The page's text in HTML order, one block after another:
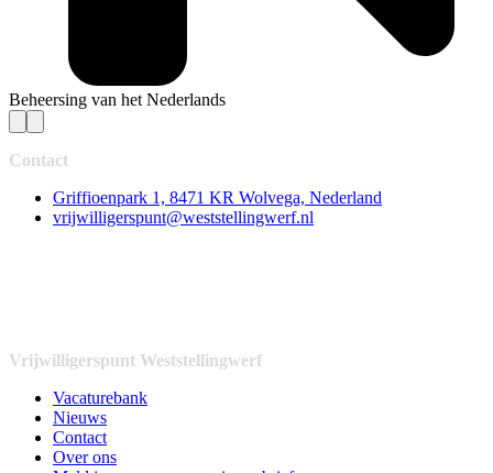
Beheersing van het Nederlands
Contact
Griffioenpark 1, 8471 KR Wolvega, Nederland
vrijwilligerspunt@weststellingwerf.nl
Vrijwilligerspunt Weststellingwerf
Vacaturebank
Nieuws
Contact
Over ons